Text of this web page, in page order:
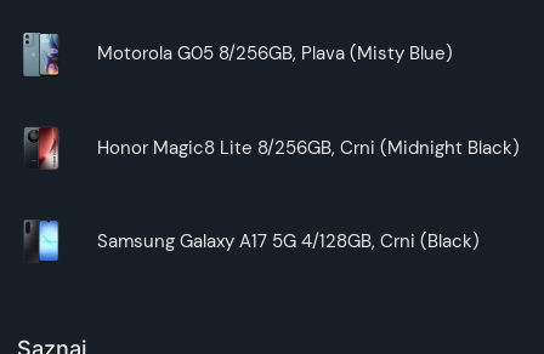
Motorola G05 8/256GB, Plava (Misty Blue)
Honor Magic8 Lite 8/256GB, Crni (Midnight Black)
Samsung Galaxy A17 5G 4/128GB, Crni (Black)
Saznaj